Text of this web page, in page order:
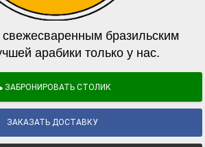
бразильским
арабики только у нас.
ЗАБРОНИРОВАТЬ СТОЛИК
ЗАКАЗАТЬ ДОСТАВКУ